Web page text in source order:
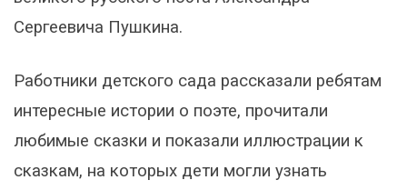
Сергеевича Пушкина.
Работники детского сада рассказали ребятам
интересные истории о поэте, прочитали
любимые сказки и показали иллюстрации к
сказкам, на которых дети могли узнать